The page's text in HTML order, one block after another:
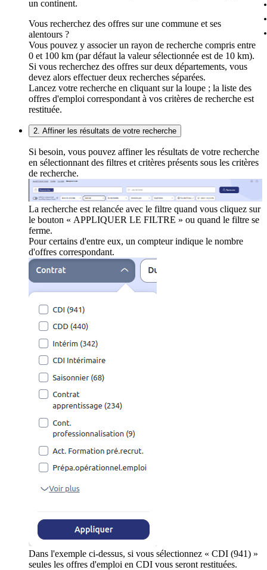
un continent.
Vous recherchez des offres sur une commune et ses
alentours ?
Vous pouvez y associer un rayon de recherche compris entre
0 et 100 km (par défaut la valeur sélectionnée est de 10 km).
Si vous recherchez des offres sur deux départements, vous
devez alors effectuer deux recherches séparées.
Lancez votre recherche en cliquant sur la loupe ; la liste des
offres d'emploi correspondant à vos critères de recherche est
restituée.
2. Affiner les résultats de votre recherche
Si besoin, vous pouvez affiner les résultats de votre recherche
en sélectionnant des filtres et critères présents sous les critères
de recherche.
La recherche est relancée avec le filtre quand vous cliquez sur
le bouton « APPLIQUER LE FILTRE » ou quand le filtre se
ferme.
Pour certains d'entre eux, un compteur indique le nombre
d'offres correspondant.
Dans l'exemple ci-dessus, si vous sélectionnez « CDI (941) »
seules les offres d'emploi en CDI vous seront restituées.